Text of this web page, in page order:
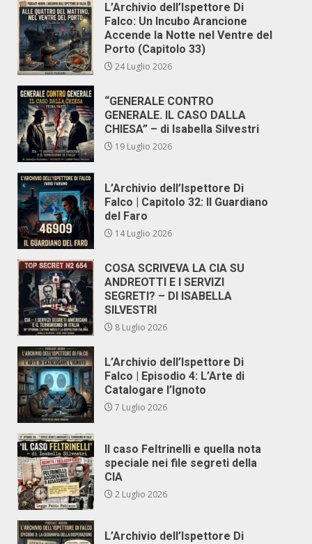
L’Archivio dell’Ispettore Di
Falco: Un Incubo Arancione
Accende la Notte nel Ventre del
Porto (Capitolo 33)
24 Luglio 2026
“GENERALE CONTRO
GENERALE. IL CASO DALLA
CHIESA” – di Isabella Silvestri
19 Luglio 2026
L’Archivio dell’Ispettore Di
Falco | Capitolo 32: Il Guardiano
del Faro
14 Luglio 2026
COSA SCRIVEVA LA CIA SU
ANDREOTTI E I SERVIZI
SEGRETI? – DI ISABELLA
SILVESTRI
8 Luglio 2026
L’Archivio dell’Ispettore Di
Falco | Episodio 4: L’Arte di
Catalogare l’Ignoto
7 Luglio 2026
Il caso Feltrinelli e quella nota
speciale nei file segreti della
CIA
2 Luglio 2026
L’Archivio dell’Ispettore Di